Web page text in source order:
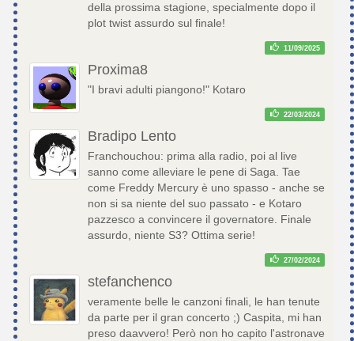
della prossima stagione, specialmente dopo il
plot twist assurdo sul finale!
11/09/2025
Proxima8
"I bravi adulti piangono!" Kotaro
22/03/2024
Bradipo Lento
Franchouchou: prima alla radio, poi al live
sanno come alleviare le pene di Saga. Tae
come Freddy Mercury è uno spasso - anche se
non si sa niente del suo passato - e Kotaro
pazzesco a convincere il governatore. Finale
assurdo, niente S3? Ottima serie!
27/02/2024
stefanchenco
veramente belle le canzoni finali, le han tenute
da parte per il gran concerto ;) Caspita, mi han
preso daavvero! Però non ho capito l'astronave